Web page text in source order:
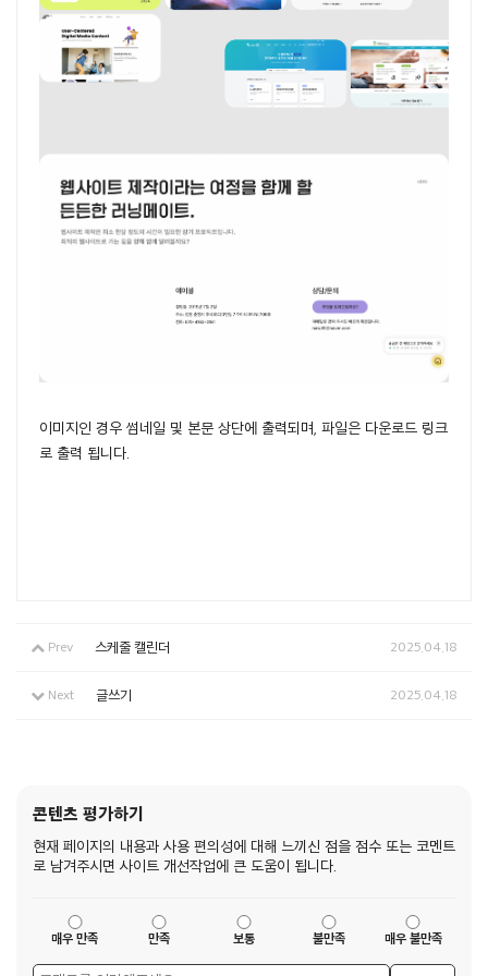
이미지인 경우 썸네일 및 본문 상단에 출력되며, 파일은 다운로드 링크
로 출력 됩니다.
Prev 스케줄 캘린더 2025.04.18
Next 글쓰기 2025.04.18
콘텐츠 평가하기
현재 페이지의 내용과 사용 편의성에 대해 느끼신 점을 점수 또는 코멘트
로 남겨주시면 사이트 개선작업에 큰 도움이 됩니다.
매우 만족 만족 보통 불만족 매우 불만족